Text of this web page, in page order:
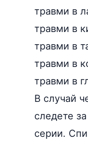
травми в
травми в
травми в
травми в
травми в
В случай
следете
серии.